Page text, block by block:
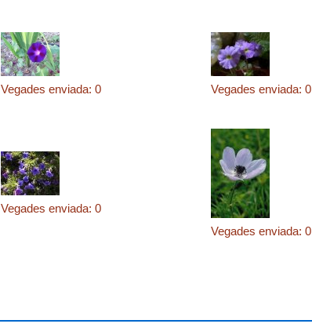
Vegades enviada: 0 Vegades enviada: 0
Vegades enviada: 0
Vegades enviada: 0